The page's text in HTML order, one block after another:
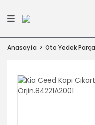
Anasayfa Oto Yedek Parça